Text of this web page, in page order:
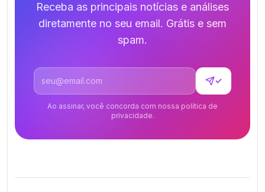
Receba as principais notícias e análises
diretamente no seu email. Grátis e sem
spam.
Endereço de email
✓
Ao assinar, você concorda com nossa política de
privacidade.